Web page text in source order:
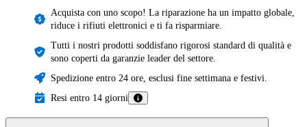
Acquista con uno scopo! La riparazione ha un impatto globale,
riduce i rifiuti elettronici e ti fa risparmiare.
Tutti i nostri prodotti soddisfano rigorosi standard di qualità e
sono coperti da garanzie leader del settore.
Spedizione entro 24 ore, esclusi fine settimana e festivi.
Resi entro 14 giorni